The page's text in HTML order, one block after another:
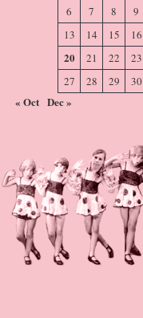
6
7 8 9
13
14 15 16
20 21 22 23
27
28 29 30
« Oct Dec »